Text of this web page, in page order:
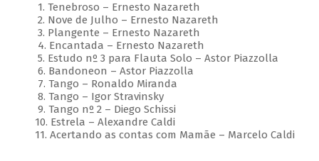
1. Tenebroso – Ernesto Nazareth
2. Nove de Julho – Ernesto Nazareth
3. Plangente – Ernesto Nazareth
4. Encantada – Ernesto Nazareth
5. Estudo nº 3 para Flauta Solo – Astor Piazzolla
6. Bandoneon – Astor Piazzolla
7. Tango – Ronaldo Miranda
8. Tango – Igor Stravinsky
9. Tango nº 2 – Diego Schissi
10. Estrela – Alexandre Caldi
11. Acertando as contas com Mamãe – Marcelo Caldi